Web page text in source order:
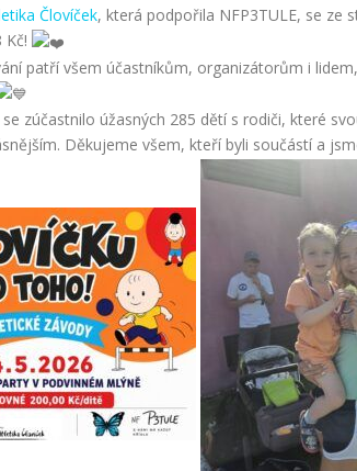
Človíček, která podpořila NFP3TULE, se
Kč!
patří všem účastníkům, organizátorům i
zúčastnilo úžasných 285 dětí s rodiči, které
Děkujeme všem, kteří byli součástí a